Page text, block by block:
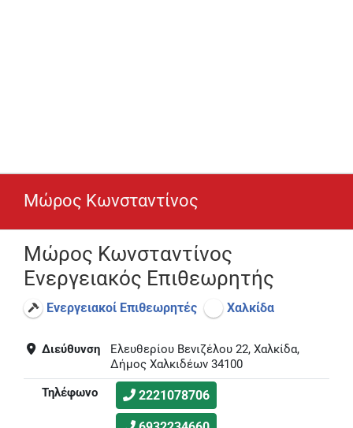
Μώρος Κωνσταντίνος
Μώρος Κωνσταντίνος
Ενεργειακός Επιθεωρητής
Ενεργειακοί Επιθεωρητές Χαλκίδα
Διεύθυνση
Ελευθερίου Βενιζέλου 22, Χαλκίδα,
Δήμος Χαλκιδέων 34100
Τηλέφωνο
2221078706